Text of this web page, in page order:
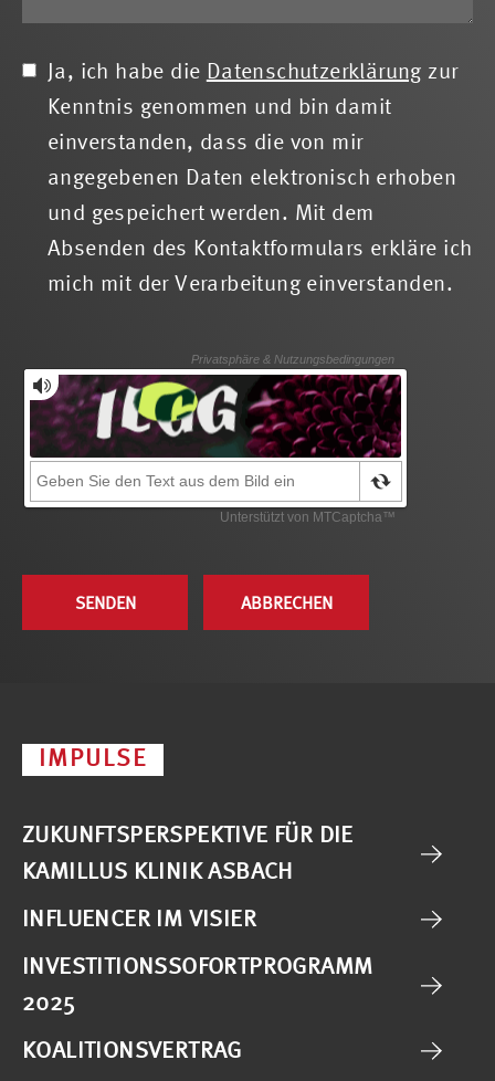
Ja, ich habe die Datenschutzerklärung zur
Kenntnis genommen und bin damit
einverstanden, dass die von mir
angegebenen Daten elektronisch erhoben
und gespeichert werden. Mit dem
Absenden des Kontaktformulars erkläre ich
mich mit der Verarbeitung einverstanden.
IMPULSE
ZUKUNFTSPERSPEKTIVE FÜR DIE
KAMILLUS KLINIK ASBACH
INFLUENCER IM VISIER
INVESTITIONSSOFORTPROGRAMM
2025
KOALITIONSVERTRAG